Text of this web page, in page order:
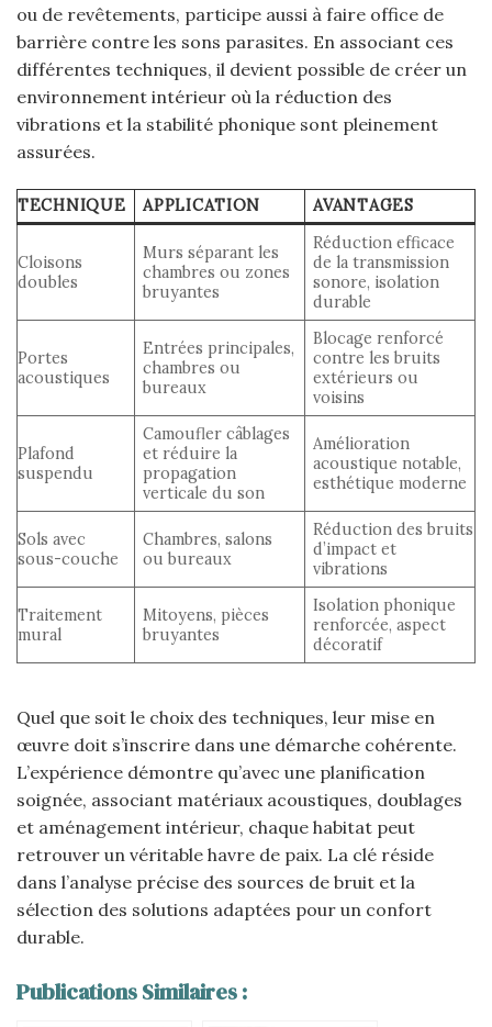
ou de revêtements, participe aussi à faire office de
barrière contre les sons parasites. En associant ces
différentes techniques, il devient possible de créer un
environnement intérieur où la réduction des
vibrations et la stabilité phonique sont pleinement
assurées.
TECHNIQUE APPLICATION AVANTAGES
Cloisons
doubles
Murs séparant les
chambres ou zones
bruyantes
Réduction efficace
de la transmission
sonore, isolation
durable
Portes
acoustiques
Entrées principales,
chambres ou
bureaux
Blocage renforcé
contre les bruits
extérieurs ou
voisins
Plafond
suspendu
Camoufler câblages
et réduire la
propagation
verticale du son
Amélioration
acoustique notable,
esthétique moderne
Sols avec
sous-couche
Chambres, salons
ou bureaux
Réduction des bruits
d’impact et
vibrations
Traitement
mural
Mitoyens, pièces
bruyantes
Isolation phonique
renforcée, aspect
décoratif
Quel que soit le choix des techniques, leur mise en
œuvre doit s’inscrire dans une démarche cohérente.
L’expérience démontre qu’avec une planification
soignée, associant matériaux acoustiques, doublages
et aménagement intérieur, chaque habitat peut
retrouver un véritable havre de paix. La clé réside
dans l’analyse précise des sources de bruit et la
sélection des solutions adaptées pour un confort
durable.
Publications Similaires :